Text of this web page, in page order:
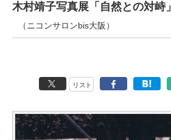
木村靖子写真展「自然との対峙」
（ニコンサロンbis大阪）
リスト